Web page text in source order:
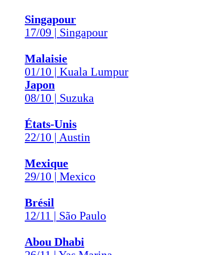
Singapour
17/09 | Singapour
Malaisie
01/10 | Kuala Lumpur
Japon
08/10 | Suzuka
États-Unis
22/10 | Austin
Mexique
29/10 | Mexico
Brésil
12/11 | São Paulo
Abou Dhabi